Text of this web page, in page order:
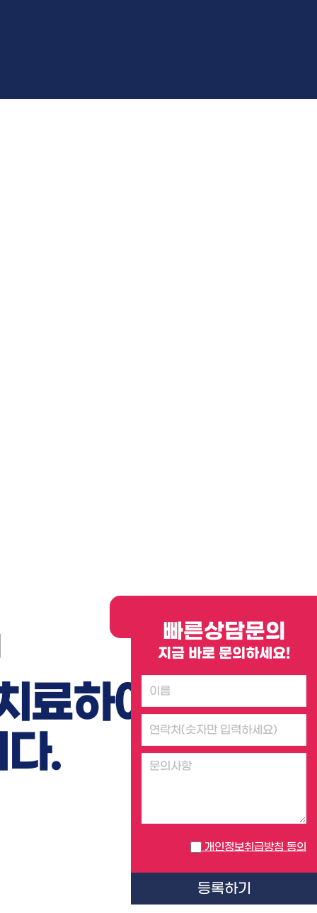
료하여
.
빠른상담문의
지금 바로 문의하세요!
개인정보취급방침 동의
등록하기